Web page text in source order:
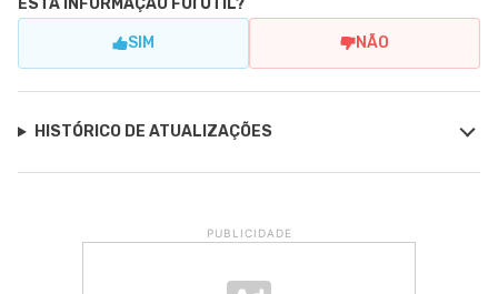
SIM NÃO
HISTÓRICO DE ATUALIZAÇÕES
PUBLICIDADE